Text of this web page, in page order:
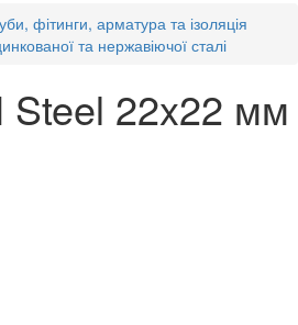
фітинги, арматура та ізоляція
та нержавіючої сталі
Steel 22x22 мм